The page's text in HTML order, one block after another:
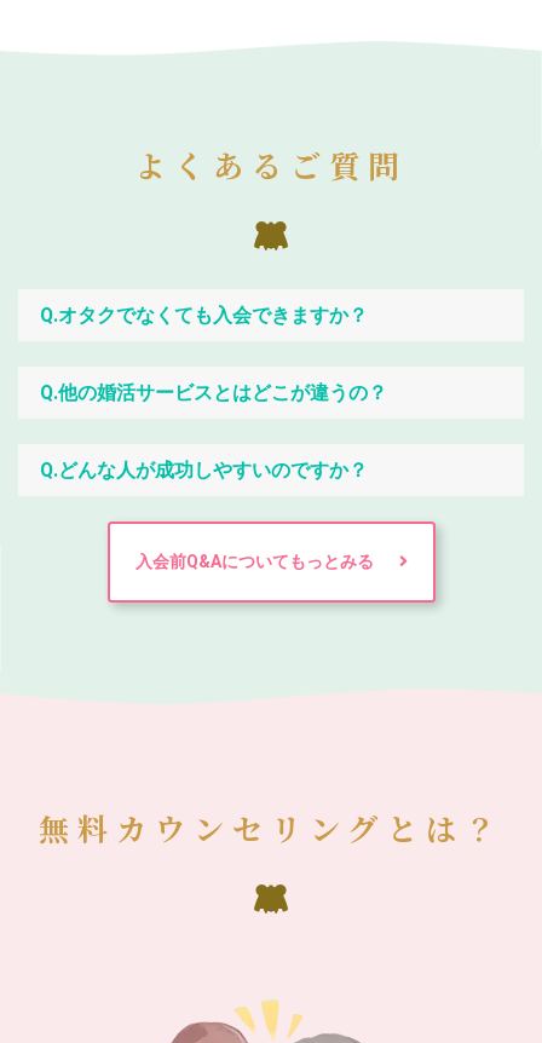
よくあるご質問
Q.オタクでなくても入会できますか？
Q.他の婚活サービスとはどこが違うの？
Q.どんな人が成功しやすいのですか？
入会前Q&Aについてもっとみる
無料カウンセリングとは？